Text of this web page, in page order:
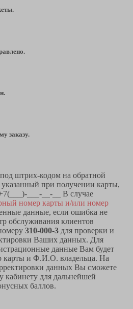
заказу.
штрих-кодом на обратной
при получении карты,
___-__-__ В случае
номер карты и/или номер
данные, если ошибка не
обслуживания клиентов
310-000-3 для проверки и
Ваших данных. Для
данные Вам будет
карты и Ф.И.О. владельца. На
данных Вы сможете
кабинету для дальнейшей
баллов.